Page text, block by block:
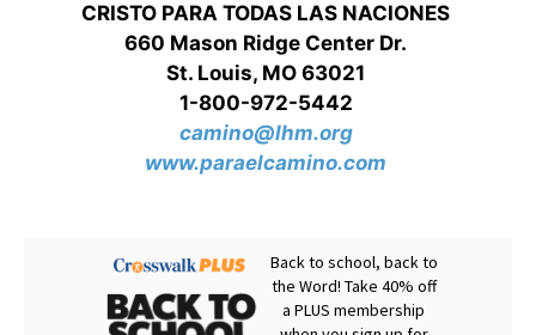
CRISTO PARA TODAS LAS NACIONES
660 Mason Ridge Center Dr.
St. Louis, MO 63021
1-800-972-5442
camino@lhm.org
www.paraelcamino.com